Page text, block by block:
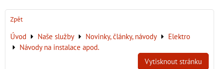
Zpět
Úvod Naše služby Novinky, články, návody
Elektro
Návody na instalace apod.
Vytisknout stránku